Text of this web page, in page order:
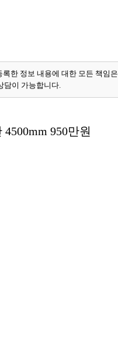
록한 정보 내용에 대한 모든 책임은
담이 가능합니다.
950만원